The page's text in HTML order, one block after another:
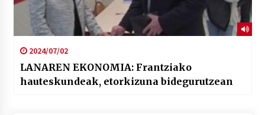
2024/07/02
LANAREN EKONOMIA: Frantziako
hauteskundeak, etorkizuna bidegurutzean